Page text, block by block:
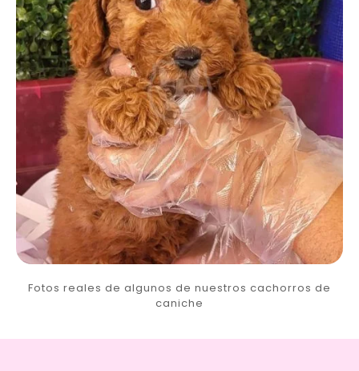
Fotos reales de algunos de nuestros cachorros de
caniche